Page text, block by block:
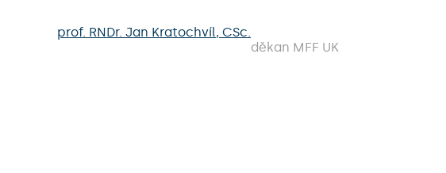
prof. RNDr. Jan Kratochvíl, CSc.
děkan MFF UK